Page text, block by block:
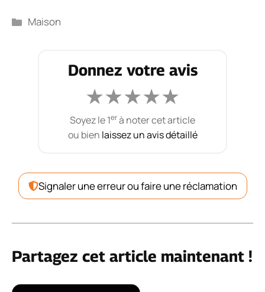
Catégories
Maison
Donnez votre avis
★★★★★
Soyez le 1erà noter cet article
ou bien laissez un avis détaillé
Signaler une erreur ou faire une réclamation
Partagez cet article maintenant !